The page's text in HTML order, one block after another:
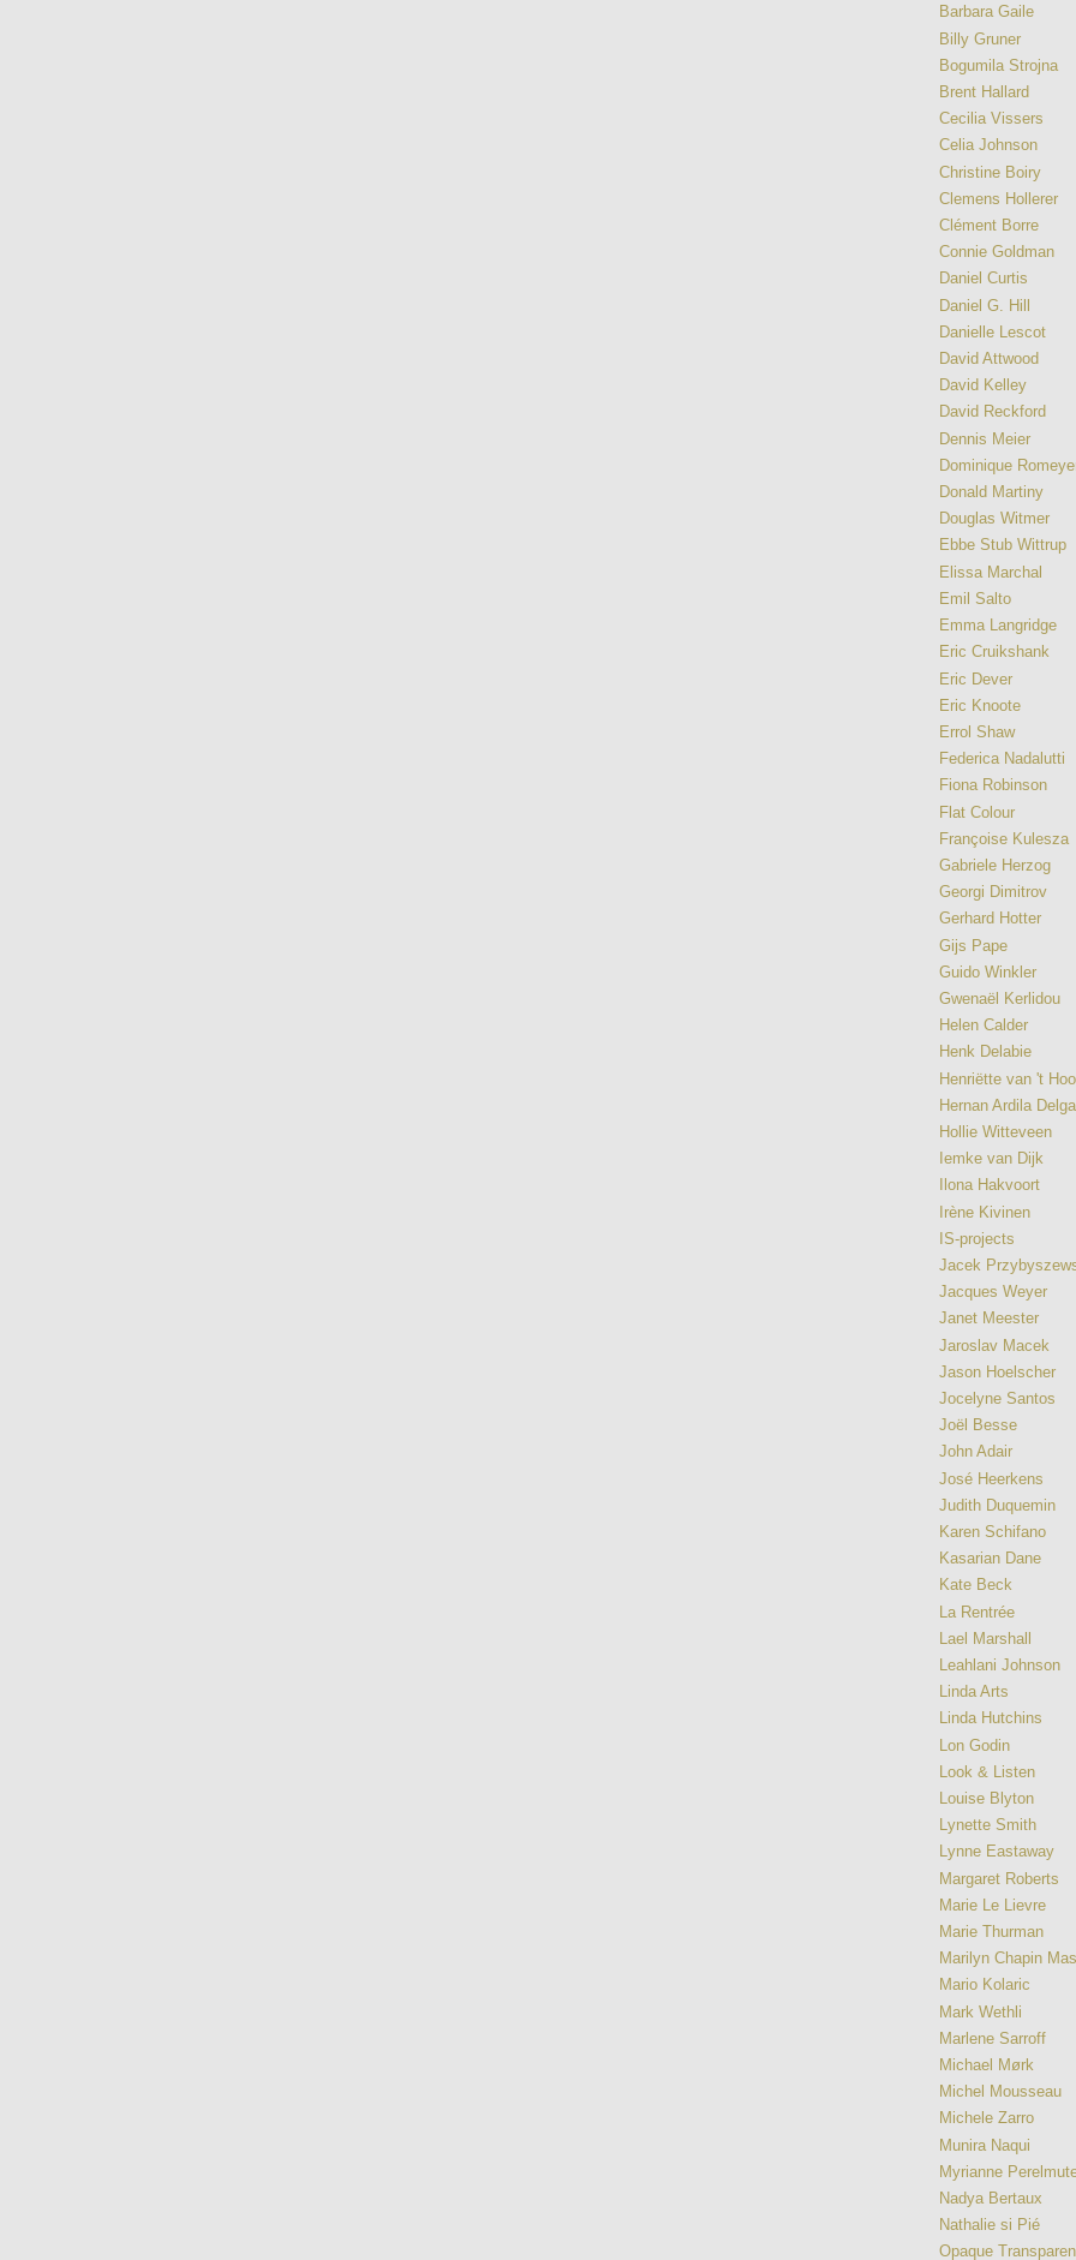
Barbara Gaile
Billy Gruner
Bogumila Strojna
Brent Hallard
Cecilia Vissers
Celia Johnson
Christine Boiry
Clemens Hollerer
Clément Borre
Connie Goldman
Daniel Curtis
Daniel G. Hill
Danielle Lescot
David Attwood
David Kelley
David Reckford
Dennis Meier
Dominique
Donald Martiny
Douglas Witmer
Ebbe Stub Wittrup
Elissa Marchal
Emil Salto
Emma Langridge
Eric Cruikshank
Eric Dever
Eric Knoote
Errol Shaw
Federica Nadalutti
Fiona Robinson
Flat Colour
Françoise Kulesza
Gabriele Herzog
Georgi Dimitrov
Gerhard Hotter
Gijs Pape
Guido Winkler
Gwenaël Kerlidou
Helen Calder
Henk Delabie
Henriëtte van 't
Hernan Ardila
Hollie Witteveen
Iemke van Dijk
Ilona Hakvoort
Irène Kivinen
IS-projects
Jacek
Jacques Weyer
Janet Meester
Jaroslav Macek
Jason Hoelscher
Jocelyne Santos
Joël Besse
John Adair
José Heerkens
Judith Duquemin
Karen Schifano
Kasarian Dane
Kate Beck
La Rentrée
Lael Marshall
Leahlani Johnson
Linda Arts
Linda Hutchins
Lon Godin
Look & Listen
Louise Blyton
Lynette Smith
Lynne Eastaway
Margaret Roberts
Marie Le Lievre
Marie Thurman
Marilyn Chapin
Mario Kolaric
Mark Wethli
Marlene Sarroff
Michael Mørk
Michel Mousseau
Michele Zarro
Munira Naqui
Myrianne
Nadya Bertaux
Nathalie si Pié
Opaque